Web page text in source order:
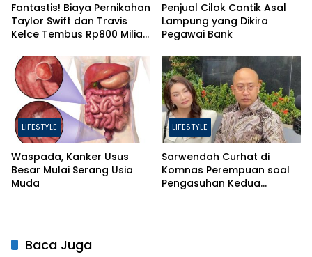
Fantastis! Biaya Pernikahan
Taylor Swift dan Travis
Kelce Tembus Rp800 Miliar,
Penjual Cilok Cantik Asal
Lampung yang Dikira
Pegawai Bank
LIFESTYLE
Waspada, Kanker Usus
Besar Mulai Serang Usia
Muda
LIFESTYLE
Sarwendah Curhat di
Komnas Perempuan soal
Pengasuhan Kedua
Baca Juga